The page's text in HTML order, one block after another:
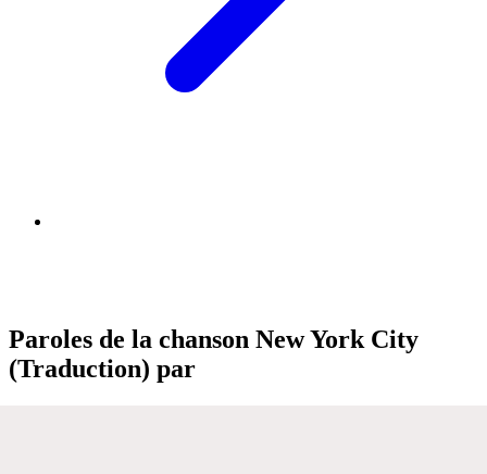
Paroles de la chanson New York City
(Traduction) par